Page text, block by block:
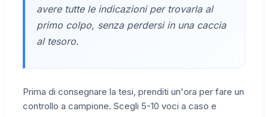
avere tutte le indicazioni per trovarla al
primo colpo, senza perdersi in una caccia
al tesoro.
Prima di consegnare la tesi, prenditi un'ora per fare un
controllo a campione. Scegli 5-10 voci a caso e